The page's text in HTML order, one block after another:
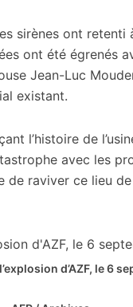
sirènes ont retenti
ont été égrenés
Jean-Luc
existant.
l’histoire de
avec les
raviver ce lieu
d’AZF, le 6